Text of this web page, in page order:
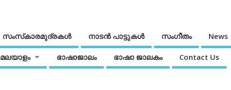
സംസ്‌കാരമുദ്രകള്‍ നാടന്‍ പാട്ടുകള്‍ സംഗീതം News
മലയാളം ഭാഷാജാലം ഭാഷാ ജാലകം Contact Us